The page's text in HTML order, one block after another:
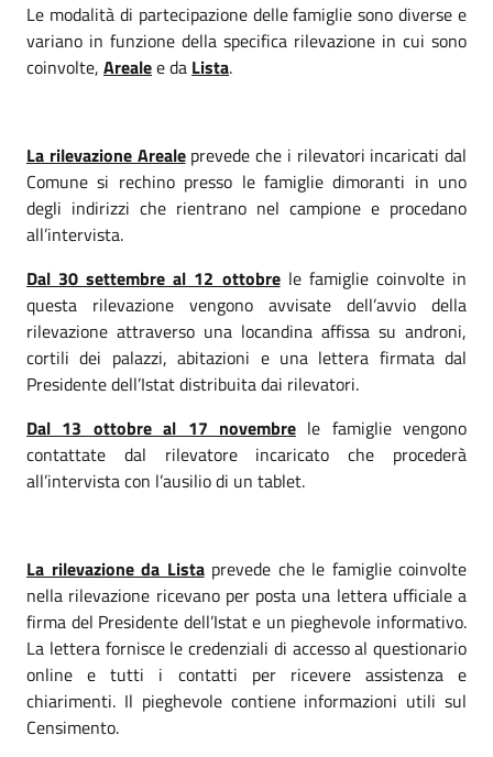
Le modalità di partecipazione delle famiglie sono diverse e
variano in funzione della specifica rilevazione in cui sono
coinvolte, Arealee da Lista.
La rilevazione Arealeprevede che i rilevatori incaricati dal
Comune si rechino presso le famiglie dimoranti in uno
degli indirizzi che rientrano nel campione e procedano
all’intervista.
Dal 30 settembre al 12 ottobrele famiglie coinvolte in
questa rilevazione vengono avvisate dell’avvio della
rilevazione attraverso una locandina affissa su androni,
cortili dei palazzi, abitazioni e una lettera firmata dal
Presidente dell’Istat distribuita dai rilevatori.
Dal 13 ottobre al 17 novembrele famiglie vengono
contattate dal rilevatore incaricato che procederà
all’intervista con l’ausilio di un tablet.
La rilevazione da Listaprevede che le famiglie coinvolte
nella rilevazione ricevano per posta una lettera ufficiale a
firma del Presidente dell’Istat e un pieghevole informativo.
La lettera fornisce le credenziali di accesso al questionario
online e tutti i contatti per ricevere assistenza e
chiarimenti. Il pieghevole contiene informazioni utili sul
Censimento.